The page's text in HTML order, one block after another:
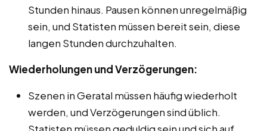
Stunden hinaus. Pausen können unregelmäßig
sein, und Statisten müssen bereit sein, diese
langen Stunden durchzuhalten.
Wiederholungen und Verzögerungen:
Szenen in Geratal müssen häufig wiederholt
werden, und Verzögerungen sind üblich.
Statisten müssen geduldig sein und sich auf